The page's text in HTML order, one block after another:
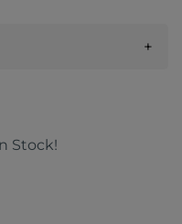
+
Stock!